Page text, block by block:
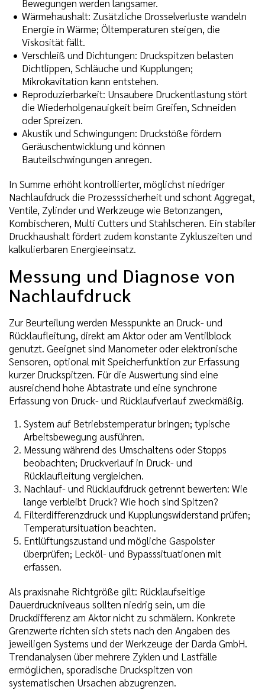
Bewegungen werden langsamer.
Wärmehaushalt: Zusätzliche Drosselverluste wandeln
Energie in Wärme; Öltemperaturen steigen, die
Viskosität fällt.
Verschleiß und Dichtungen: Druckspitzen belasten
Dichtlippen, Schläuche und Kupplungen;
Mikrokavitation kann entstehen.
Reproduzierbarkeit: Unsaubere Druckentlastung stört
die Wiederholgenauigkeit beim Greifen, Schneiden
oder Spreizen.
Akustik und Schwingungen: Druckstöße fördern
Geräuschentwicklung und können
Bauteilschwingungen anregen.
In Summe erhöht kontrollierter, möglichst niedriger
Nachlaufdruck die Prozesssicherheit und schont Aggregat,
Ventile, Zylinder und Werkzeuge wie Betonzangen,
Kombischeren, Multi Cutters und Stahlscheren. Ein stabiler
Druckhaushalt fördert zudem konstante Zykluszeiten und
kalkulierbaren Energieeinsatz.
Messung und Diagnose von
Nachlaufdruck
Zur Beurteilung werden Messpunkte an Druck- und
Rücklaufleitung, direkt am Aktor oder am Ventilblock
genutzt. Geeignet sind Manometer oder elektronische
Sensoren, optional mit Speicherfunktion zur Erfassung
kurzer Druckspitzen. Für die Auswertung sind eine
ausreichend hohe Abtastrate und eine synchrone
Erfassung von Druck- und Rücklaufverlauf zweckmäßig.
System auf Betriebstemperatur bringen; typische
Arbeitsbewegung ausführen.
Messung während des Umschaltens oder Stopps
beobachten; Druckverlauf in Druck- und
Rücklaufleitung vergleichen.
Nachlauf- und Rücklaufdruck getrennt bewerten: Wie
lange verbleibt Druck? Wie hoch sind Spitzen?
Filterdifferenzdruck und Kupplungswiderstand prüfen;
Temperatursituation beachten.
Entlüftungszustand und mögliche Gaspolster
überprüfen; Lecköl- und Bypasssituationen mit
erfassen.
Als praxisnahe Richtgröße gilt: Rücklaufseitige
Dauerdruckniveaus sollten niedrig sein, um die
Druckdifferenz am Aktor nicht zu schmälern. Konkrete
Grenzwerte richten sich stets nach den Angaben des
jeweiligen Systems und der Werkzeuge der Darda GmbH.
Trendanalysen über mehrere Zyklen und Lastfälle
ermöglichen, sporadische Druckspitzen von
systematischen Ursachen abzugrenzen.